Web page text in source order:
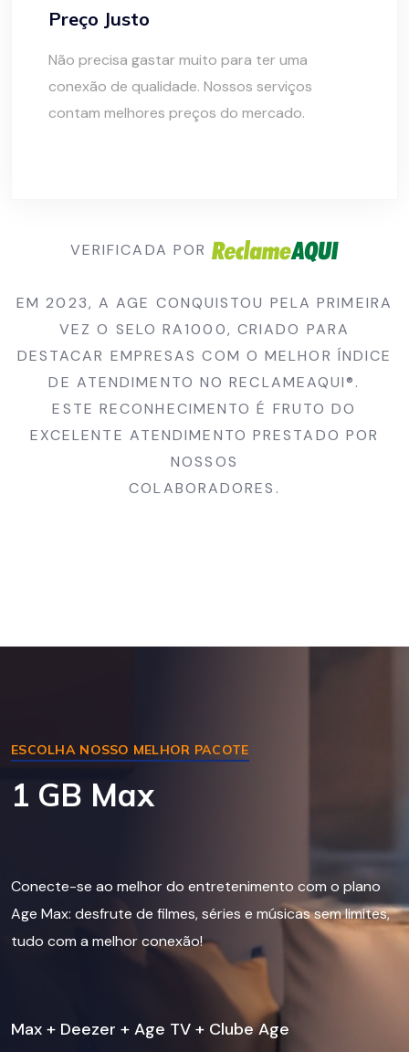
Preço Justo
Não precisa gastar muito para ter uma
conexão de qualidade. Nossos serviços
contam melhores preços do mercado.
VERIFICADA POR
EM 2023, A AGE CONQUISTOU PELA PRIMEIRA
VEZ O SELO RA1000, CRIADO PARA
DESTACAR EMPRESAS COM O MELHOR ÍNDICE
DE ATENDIMENTO NO RECLAMEAQUI®.
ESTE RECONHECIMENTO É FRUTO DO
EXCELENTE ATENDIMENTO PRESTADO POR
NOSSOS
COLABORADORES.
ESCOLHA NOSSO MELHOR PACOTE
1 GB Max
Conecte-se ao melhor do entretenimento com o plano
Age Max: desfrute de filmes, séries e músicas sem limites,
tudo com a melhor conexão!
Max + Deezer + Age TV + Clube Age